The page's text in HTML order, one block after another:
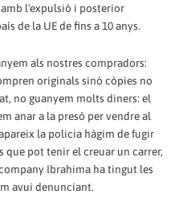
l'expulsió i posterior
de la UE de fins a 10 anys.
als nostres compradors:
originals sinó còpies no
no guanyem molts diners: el
anar a la presó per vendre al
la policia hàgim de fugir
que pot tenir el creuar un carrer,
Ibrahima ha tingut les
avui denunciant.